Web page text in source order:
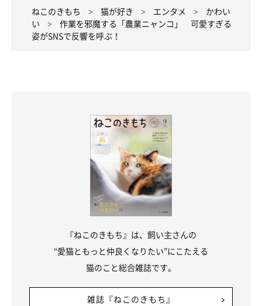
ねこのきもち 猫が好き エンタメ
かわい
い
作業を邪魔する「農業ニャンコ」 可愛すぎる
姿がSNSで反響を呼ぶ！
『ねこのきもち』は、飼い主さんの
“愛猫ともっと仲良くなりたい”にこたえる
猫のこと総合雑誌です。
雑誌『ねこのきもち』